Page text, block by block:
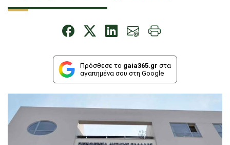
Πρόσθεσε το gaia365.gr στα
αγαπημένα σου στη Google